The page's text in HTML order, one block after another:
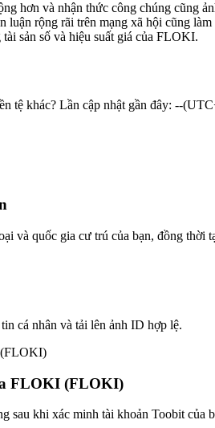
hơn và nhận thức công chúng cũng
luận rộng rãi trên mạng xã hội cũng
sản số và hiệu suất giá của FLOKI.
tệ khác? Lần cập nhật gần đây: --
và quốc gia cư trú của bạn, đồng thời
cá nhân và tải lên ảnh ID hợp lệ.
FLOKI (FLOKI)
sau khi xác minh tài khoản Toobit